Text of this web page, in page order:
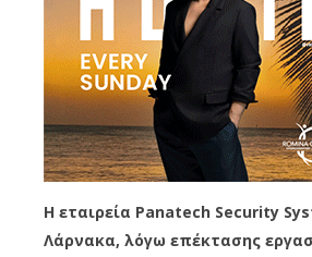
Η εταιρεία Panatech Security
Λάρνακα, λόγω επέκτασης